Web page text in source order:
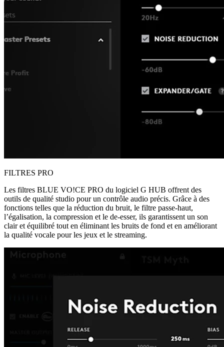
FILTRES PRO
Les filtres BLUE VO!CE PRO du logiciel G HUB offrent des
outils de qualité studio pour un contrôle audio précis. Grâce à des
fonctions telles que la réduction du bruit, le filtre passe-haut,
l’égalisation, la compression et le de-esser, ils garantissent un son
clair et équilibré tout en éliminant les bruits de fond et en améliorant
la qualité vocale pour les jeux et le streaming.